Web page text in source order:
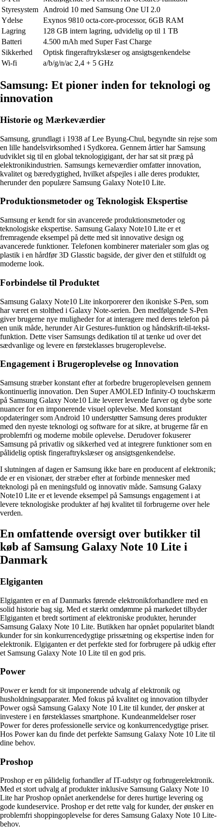
Styresystem
Android 10 med Samsung One UI 2.0
Ydelse
Exynos 9810 octa-core-processor, 6GB RAM
Lagring
128 GB intern lagring, udvidelig op til 1 TB
Batteri
4.500 mAh med Super Fast Charge
Sikkerhed
Optisk fingeraftrykslæser og ansigtsgenkendelse
Wi-fi
a/b/g/n/ac 2,4 + 5 GHz
Samsung: Et pioner inden for teknologi og
innovation
Historie og Mærkeværdier
Samsung, grundlagt i 1938 af Lee Byung-Chul, begyndte sin rejse som
en lille handelsvirksomhed i Sydkorea. Gennem årtier har Samsung
udviklet sig til en global teknologigigant, der har sat sit præg på
elektronikindustrien. Samsungs kerneværdier omfatter innovation,
kvalitet og bæredygtighed, hvilket afspejles i alle deres produkter,
herunder den populære Samsung Galaxy Note10 Lite.
Produktionsmetoder og Teknologisk Ekspertise
Samsung er kendt for sin avancerede produktionsmetoder og
teknologiske ekspertise. Samsung Galaxy Note10 Lite er et
fremragende eksempel på dette med sit innovative design og
avancerede funktioner. Telefonen kombinerer materialer som glas og
plastik i en hårdfør 3D Glasstic bagside, der giver den et stilfuldt og
moderne look.
Forbindelse til Produktet
Samsung Galaxy Note10 Lite inkorporerer den ikoniske S-Pen, som
har været en stolthed i Galaxy Note-serien. Den medfølgende S-Pen
giver brugerne nye muligheder for at interagere med deres telefon på
en unik måde, herunder Air Gestures-funktion og håndskrift-til-tekst-
funktion. Dette viser Samsungs dedikation til at tænke ud over det
sædvanlige og levere en førsteklasses brugeroplevelse.
Engagement i Brugeroplevelse og Innovation
Samsung stræber konstant efter at forbedre brugeroplevelsen gennem
kontinuerlig innovation. Den Super AMOLED Infinity-O touchskærm
på Samsung Galaxy Note10 Lite leverer levende farver og dybe sorte
nuancer for en imponerende visuel oplevelse. Med konstant
opdateringer som Android 10 understøtter Samsung deres produkter
med den nyeste teknologi og software for at sikre, at brugerne får en
problemfri og moderne mobile oplevelse. Derudover fokuserer
Samsung på privatliv og sikkerhed ved at integrere funktioner som en
pålidelig optisk fingeraftrykslæser og ansigtsgenkendelse.
I slutningen af dagen er Samsung ikke bare en producent af elektronik;
de er en visionær, der stræber efter at forbinde mennesker med
teknologi på en meningsfuld og innovativ måde. Samsung Galaxy
Note10 Lite er et levende eksempel på Samsungs engagement i at
levere teknologiske produkter af høj kvalitet til forbrugerne over hele
verden.
En omfattende oversigt over butikker til
køb af Samsung Galaxy Note 10 Lite i
Danmark
Elgiganten
Elgiganten er en af Danmarks førende elektronikforhandlere med en
solid historie bag sig. Med et stærkt omdømme på markedet tilbyder
Elgiganten et bredt sortiment af elektroniske produkter, herunder
Samsung Galaxy Note 10 Lite. Butikken har opnået popularitet blandt
kunder for sin konkurrencedygtige prissætning og ekspertise inden for
elektronik. Elgiganten er det perfekte sted for forbrugere på udkig efter
et Samsung Galaxy Note 10 Lite til en god pris.
Power
Power er kendt for sit imponerende udvalg af elektronik og
husholdningsapparater. Med fokus på kvalitet og innovation tilbyder
Power også Samsung Galaxy Note 10 Lite til kunder, der ønsker at
investere i en førsteklasses smartphone. Kundeanmeldelser roser
Power for deres professionelle service og konkurrencedygtige priser.
Hos Power kan du finde det perfekte Samsung Galaxy Note 10 Lite til
dine behov.
Proshop
Proshop er en pålidelig forhandler af IT-udstyr og forbrugerelektronik.
Med et stort udvalg af produkter inklusive Samsung Galaxy Note 10
Lite har Proshop opnået anerkendelse for deres hurtige levering og
gode kundeservice. Proshop er det rette valg for kunder, der ønsker en
problemfri shoppingoplevelse for deres Samsung Galaxy Note 10 Lite-
behov.